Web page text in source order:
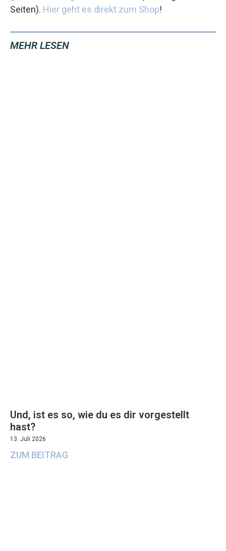
Seiten). Hier geht es direkt zum Shop!
MEHR LESEN
Und, ist es so, wie du es dir vorgestellt
hast?
13. Juli 2026
ZUM BEITRAG